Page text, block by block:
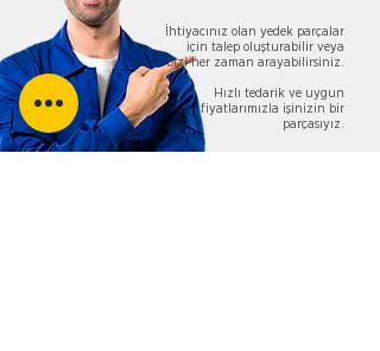
İhtiyacınız olan yedek parçalar
için talep oluşturabilir veya
bizi her zaman arayabilirsiniz.
Hızlı tedarik ve uygun
fiyatlarımızla işinizin bir
parçasıyız.